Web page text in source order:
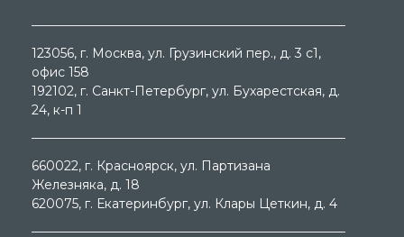
123056, г. Москва, ул. Грузинский пер., д. 3 c1,
офис 158
192102, г. Санкт-Петербург, ул. Бухарестская, д.
24, к-п 1
660022, г. Красноярск, ул. Партизана
Железняка, д. 18
620075, г. Екатеринбург, ул. Клары Цеткин, д. 4